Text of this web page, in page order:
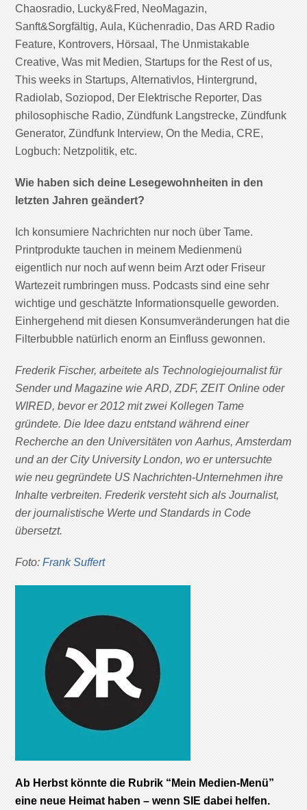
Chaosradio, Lucky&Fred, NeoMagazin,
Sanft&Sorgfältig, Aula, Küchenradio, Das ARD Radio
Feature, Kontrovers, Hörsaal, The Unmistakable
Creative, Was mit Medien, Startups for the Rest of us,
This weeks in Startups, Alternativlos, Hintergrund,
Radiolab, Soziopod, Der Elektrische Reporter, Das
philosophische Radio, Zündfunk Langstrecke, Zündfunk
Generator, Zündfunk Interview, On the Media, CRE,
Logbuch: Netzpolitik, etc.
Wie haben sich deine Lesegewohnheiten in den
letzten Jahren geändert?
Ich konsumiere Nachrichten nur noch über Tame.
Printprodukte tauchen in meinem Medienmenü
eigentlich nur noch auf wenn beim Arzt oder Friseur
Wartezeit rumbringen muss. Podcasts sind eine sehr
wichtige und geschätzte Informationsquelle geworden.
Einhergehend mit diesen Konsumveränderungen hat die
Filterbubble natürlich enorm an Einfluss gewonnen.
Frederik Fischer, arbeitete als Technologiejournalist für
Sender und Magazine wie ARD, ZDF, ZEIT Online oder
WIRED, bevor er 2012 mit zwei Kollegen Tame
gründete. Die Idee dazu entstand während einer
Recherche an den Universitäten von Aarhus, Amsterdam
und an der City University London, wo er untersuchte
wie neu gegründete US Nachrichten-Unternehmen ihre
Inhalte verbreiten. Frederik versteht sich als Journalist,
der journalistische Werte und Standards in Code
übersetzt.
Foto:Frank Suffert
Ab Herbst könnte die Rubrik “Mein Medien-Menü”
eine neue Heimat haben – wenn SIE dabei helfen.